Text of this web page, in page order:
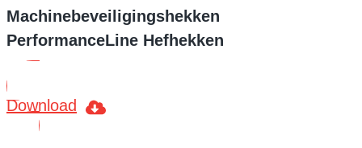
Machinebeveiligingshekken
PerformanceLine Hefhekken
Download